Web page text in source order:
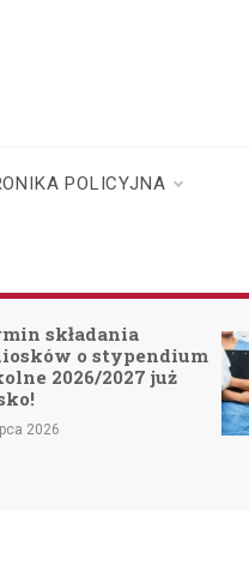
POLICYJNA
przetrwać upały?
wskazówki
zdrowia i
2026